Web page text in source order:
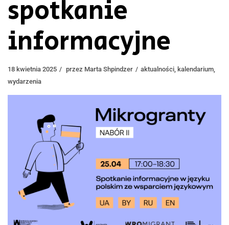
spotkanie
informacyjne
18 kwietnia 2025 przez Marta Shpindzer aktualności kalendarium
wydarzenia